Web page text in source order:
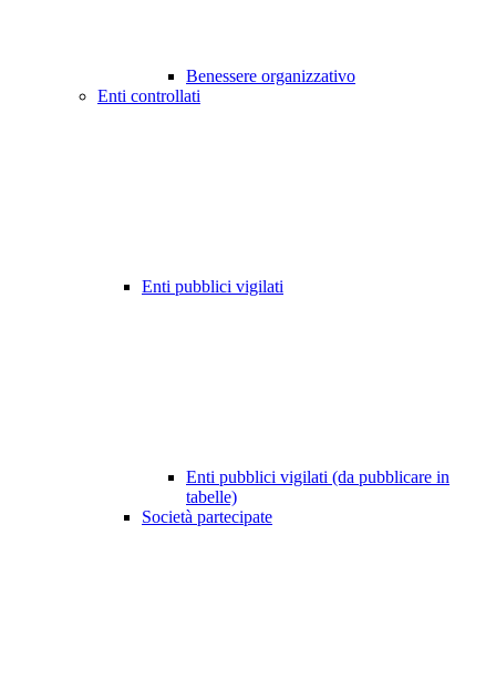
Benessere organizzativo
Enti controllati
Enti pubblici vigilati
Enti pubblici vigilati (da pubblicare in
tabelle)
Società partecipate